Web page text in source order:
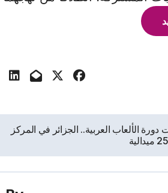
دورة الألعاب العربية.. الجزائر في المركز